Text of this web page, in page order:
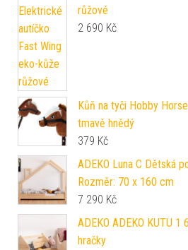
růžové
2 690 Kč
Kůň na tyči Hobby
tmavě hnědý
379 Kč
ADEKO Luna C Dětská
Rozměr: 70 x 160 cm
7 290 Kč
ADEKO ADEKO KUTU 1
hračky